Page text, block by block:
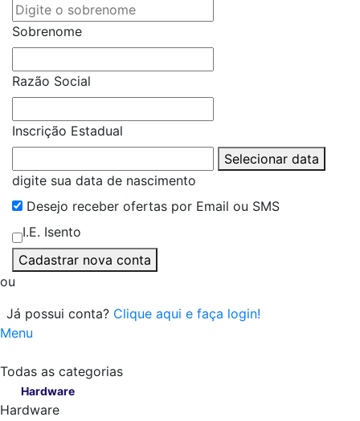
Sobrenome
Razão Social
Inscrição Estadual
Selecionar data
digite sua data de nascimento
Desejo receber ofertas por Email ou SMS
I.E. Isento
Cadastrar nova conta
ou
Já possui conta? Clique aqui e faça login!
Menu
Todas as categorias
Hardware
Hardware